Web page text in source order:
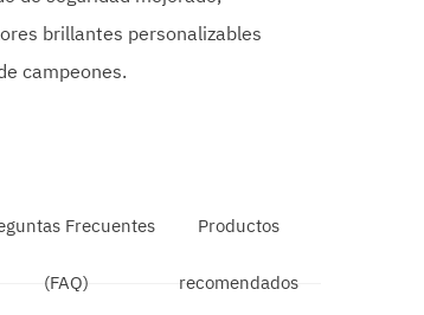
brillantes personalizables
campeones.
Frecuentes
(FAQ)
Productos
recomendados